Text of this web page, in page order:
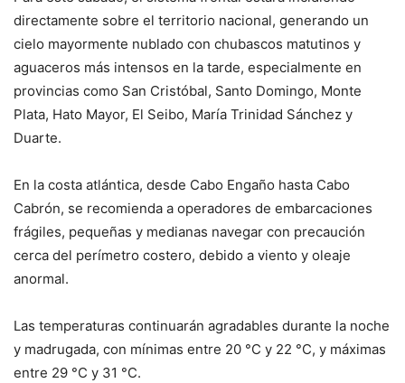
directamente sobre el territorio nacional, generando un
cielo mayormente nublado con chubascos matutinos y
aguaceros más intensos en la tarde, especialmente en
provincias como San Cristóbal, Santo Domingo, Monte
Plata, Hato Mayor, El Seibo, María Trinidad Sánchez y
Duarte.
En la costa atlántica, desde Cabo Engaño hasta Cabo
Cabrón, se recomienda a operadores de embarcaciones
frágiles, pequeñas y medianas navegar con precaución
cerca del perímetro costero, debido a viento y oleaje
anormal.
Las temperaturas continuarán agradables durante la noche
y madrugada, con mínimas entre 20 °C y 22 °C, y máximas
entre 29 °C y 31 °C.